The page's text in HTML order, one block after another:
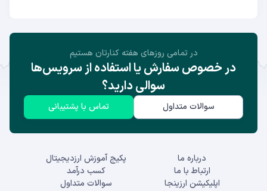
در تمامی روز‌های هفته کنارتان هستیم
در خصوص سفارش یا استفاده از سرویس‌ها
سوالی دارید؟
سوالات متداول تماس با پشتیبانی
درباره ما
ارتباط با ما
اپلیکیشن ارزینجا
پکیج آموزش ارزدیجیتال
کسب درآمد
سوالات متداول